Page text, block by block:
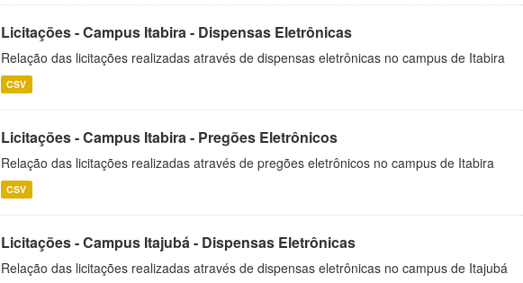
Licitações - Campus Itabira - Dispensas Eletrônicas
Relação das licitações realizadas através de dispensas eletrônicas no campus de Itabira
CSV
Licitações - Campus Itabira - Pregões Eletrônicos
Relação das licitações realizadas através de pregões eletrônicos no campus de Itabira
CSV
Licitações - Campus Itajubá - Dispensas Eletrônicas
Relação das licitações realizadas através de dispensas eletrônicas no campus de Itajubá